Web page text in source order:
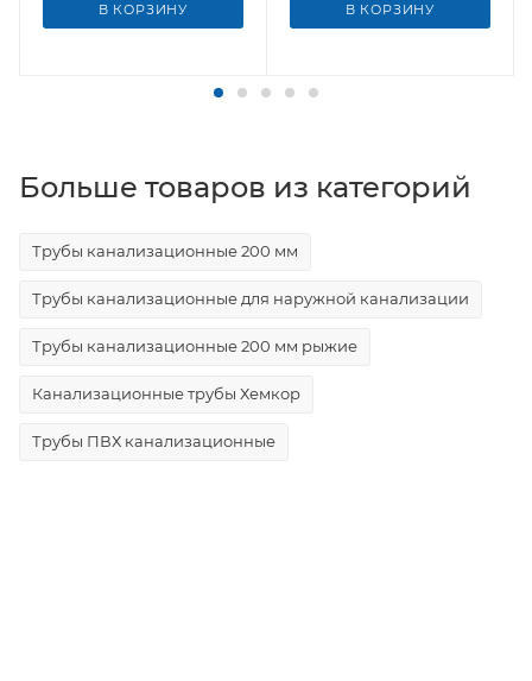
В КОРЗИНУ В КОРЗИНУ
Больше товаров из категорий
Трубы канализационные 200 мм
Трубы канализационные для наружной канализации
Трубы канализационные 200 мм рыжие
Канализационные трубы Хемкор
Трубы ПВХ канализационные